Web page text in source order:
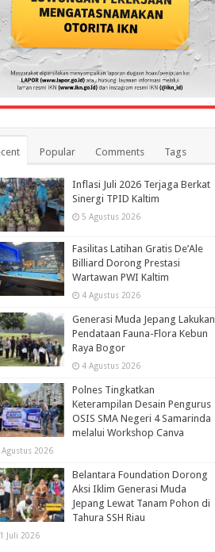
Popular Comments Tags
Inflasi Juli 2026 Terjaga Berkat
Sinergi TPID Kaltim
5 Agustus 2026
Fasilitas Latihan Gratis De’Ale
Billiard Dorong Prestasi
Wartawan PWI Kaltim
4 Agustus 2026
Generasi Muda Jepang Lakukan
Pendataan Fauna-Flora Kebun
Raya Bogor
4 Agustus 2026
Polnes Tingkatkan
Keterampilan Desain Pengurus
OSIS SMA Negeri 4 Samarinda
melalui Workshop Canva
Agustus 2026
Belantara Foundation Dorong
Aksi Iklim Generasi Muda
Jepang Lewat Tanam Pohon di
Tahura SSH Riau
Juli 2026